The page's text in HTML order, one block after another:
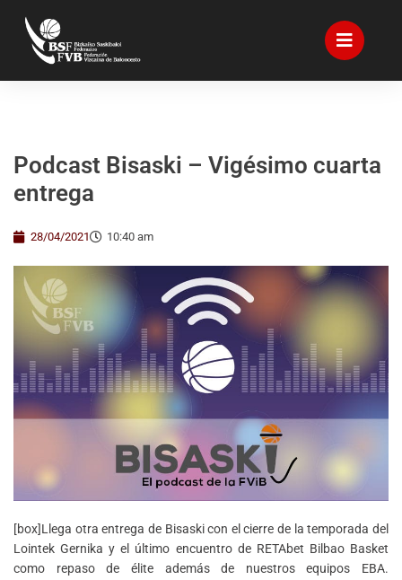
Podcast Bisaski – Vigésimo cuarta
entrega
28/04/2021 10:40 am
[box]Llega otra entrega de Bisaski con el cierre de la temporada del
Lointek Gernika y el último encuentro de RETAbet Bilbao Basket
como repaso de élite además de nuestros equipos EBA.